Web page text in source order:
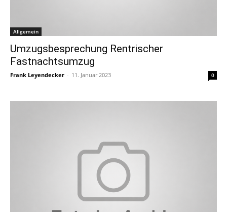
Allgemein
Umzugsbesprechung Rentrischer
Fastnachtsumzug
Frank Leyendecker - 11. Januar 2023 0